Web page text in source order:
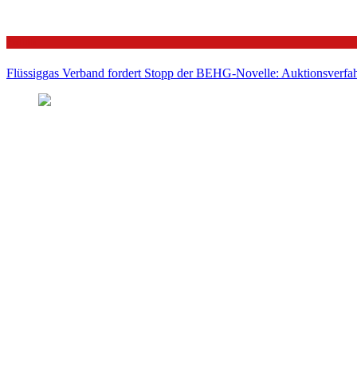
Flüssiggas Verband fordert Stopp der BEHG-Novelle: